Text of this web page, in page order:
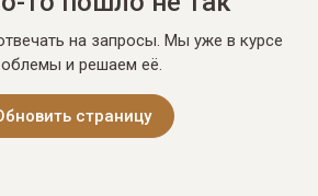
на запросы. Мы уже в курсе
и решаем её.
страницу